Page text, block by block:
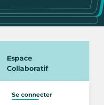
Espace
Collaboratif
Se connecter